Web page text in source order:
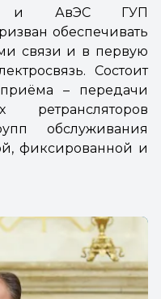
и АвЭС ГУП
обеспечивать
связи и в первую
Состоит
– передачи
ретрансляторов
обслуживания
фиксированной и